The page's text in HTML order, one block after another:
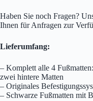
Haben Sie noch Fragen?
Ihnen für Anfragen zur
Lieferumfang:
– Komplett alle 4
zwei hintere Matten
– Originales
– Schwarze Fußmatten mit